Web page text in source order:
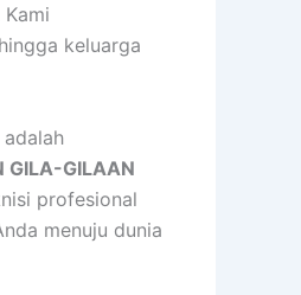
keluarga
adalah
GILA-GILAAN
profesional
menuju dunia